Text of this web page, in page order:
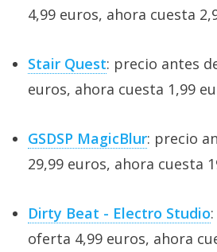
4,99 euros, ahora cuesta
Stair Quest: precio antes
euros, ahora cuesta 1,99
GSDSP MagicBlur: precio
29,99 euros, ahora cuesta
Dirty Beat - Electro Studio
oferta 4,99 euros, ahora